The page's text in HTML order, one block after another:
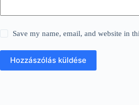
Save my name, email, and website in
Hozzászólás küldése